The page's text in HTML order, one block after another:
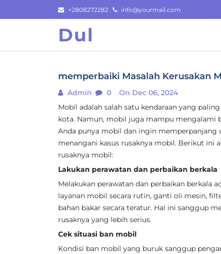
to
+2808272282 info@yourmail.com
Dul
memperbaiki Masalah Kerusakan
Admin 0
On Dec 06, 2024
Mobil adalah salah satu kendaraan yang
kota. Namun, mobil juga mampu mengalami
Anda punya mobil dan ingin memperpanjang
menangani kasus rusaknya mobil. Berikut ini
rusaknya mobil:
Lakukan perawatan dan perbaikan berkala
Melakukan perawatan dan perbaikan berkala
layanan mobil secara rutin, ganti oli mesin,
bahan bakar secara teratur. Hal ini sanggup
rusaknya yang lebih serius.
Cek situasi ban mobil
Kondisi ban mobil yang buruk sanggup